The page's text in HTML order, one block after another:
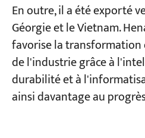
En outre, il a été exporté
Géorgie et le Vietnam.
favorise la
de l'industrie grâce à
durabilité et à
ainsi davantage au